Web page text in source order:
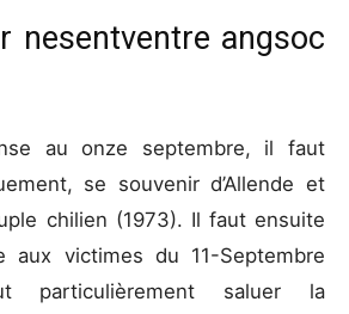
nesentventre angsoc
au onze septembre, il faut
se souvenir d’Allende et
chilien (1973). Il faut ensuite
aux victimes du 11-Septembre
particulièrement saluer la